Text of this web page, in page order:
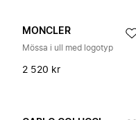
MONCLER
Mössa i ull med logotyp
2 520 kr